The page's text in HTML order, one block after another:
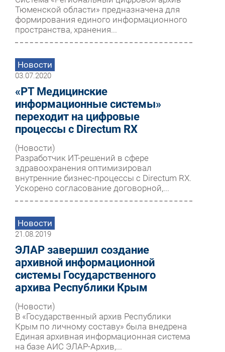
Тюменской области» предназначена для
формирования единого информационного
пространства, хранения...
Новости
03.07.2020
«РТ Медицинские
информационные системы»
переходит на цифровые
процессы с Directum RX
(Новости)
Разработчик ИТ-решений в сфере
здравоохранения оптимизировал
внутренние бизнес-процессы с Directum RX.
Ускорено согласование договорной,...
Новости
21.08.2019
ЭЛАР завершил создание
архивной информационной
системы Государственного
архива Республики Крым
(Новости)
В «Государственный архив Республики
Крым по личному составу» была внедрена
Единая архивная информационная система
на базе АИС ЭЛАР-Архив,...